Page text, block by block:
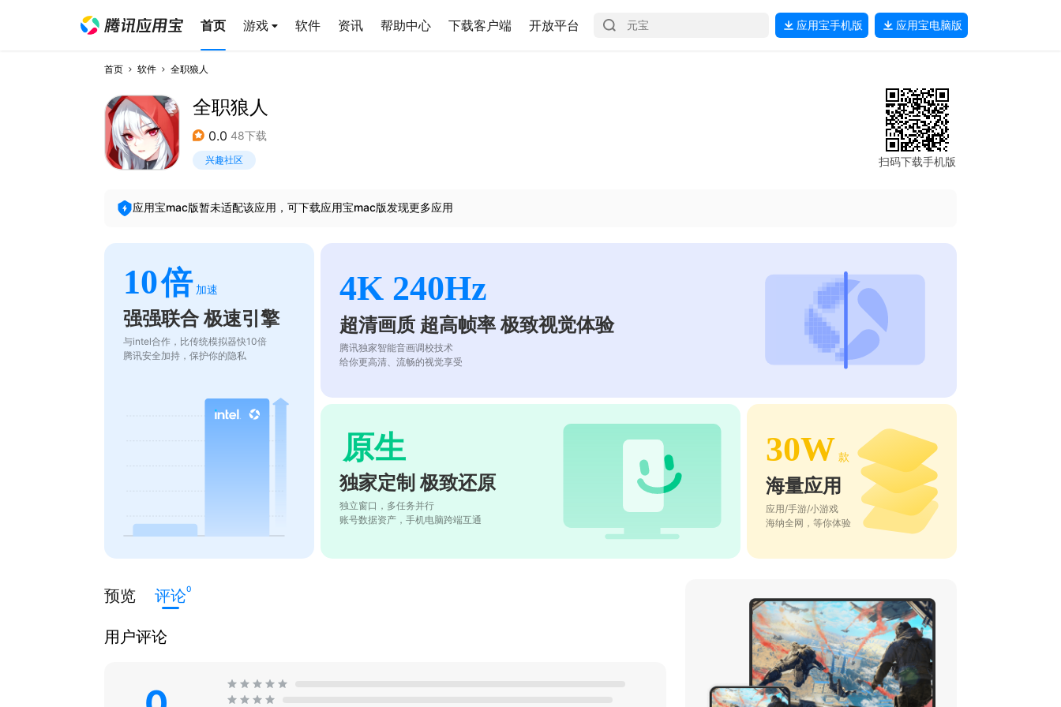
首页 游戏 软件 资讯 帮助中心 下载客户端 开放平台 应用宝手机版 应用宝电脑版
首页 软件 全职狼人
全职狼人
0.0 48下载
兴趣社区 扫码下载手机版
应用宝mac版暂未适配该应用，可下载应用宝mac版发现更多应用
10倍 加速
强强联合 极速引擎
与intel合作，比传统模拟器快10倍
腾讯安全加持，保护你的隐私
4K 240Hz
超清画质 超高帧率 极致视觉体验
腾讯独家智能音画调校技术
给你更高清、流畅的视觉享受
原生
独家定制 极致还原
独立窗口，多任务并行
账号数据资产，手机电脑跨端互通
30W 款
海量应用
应用/手游/小游戏
海纳全网，等你体验
预览 评论0
用户评论